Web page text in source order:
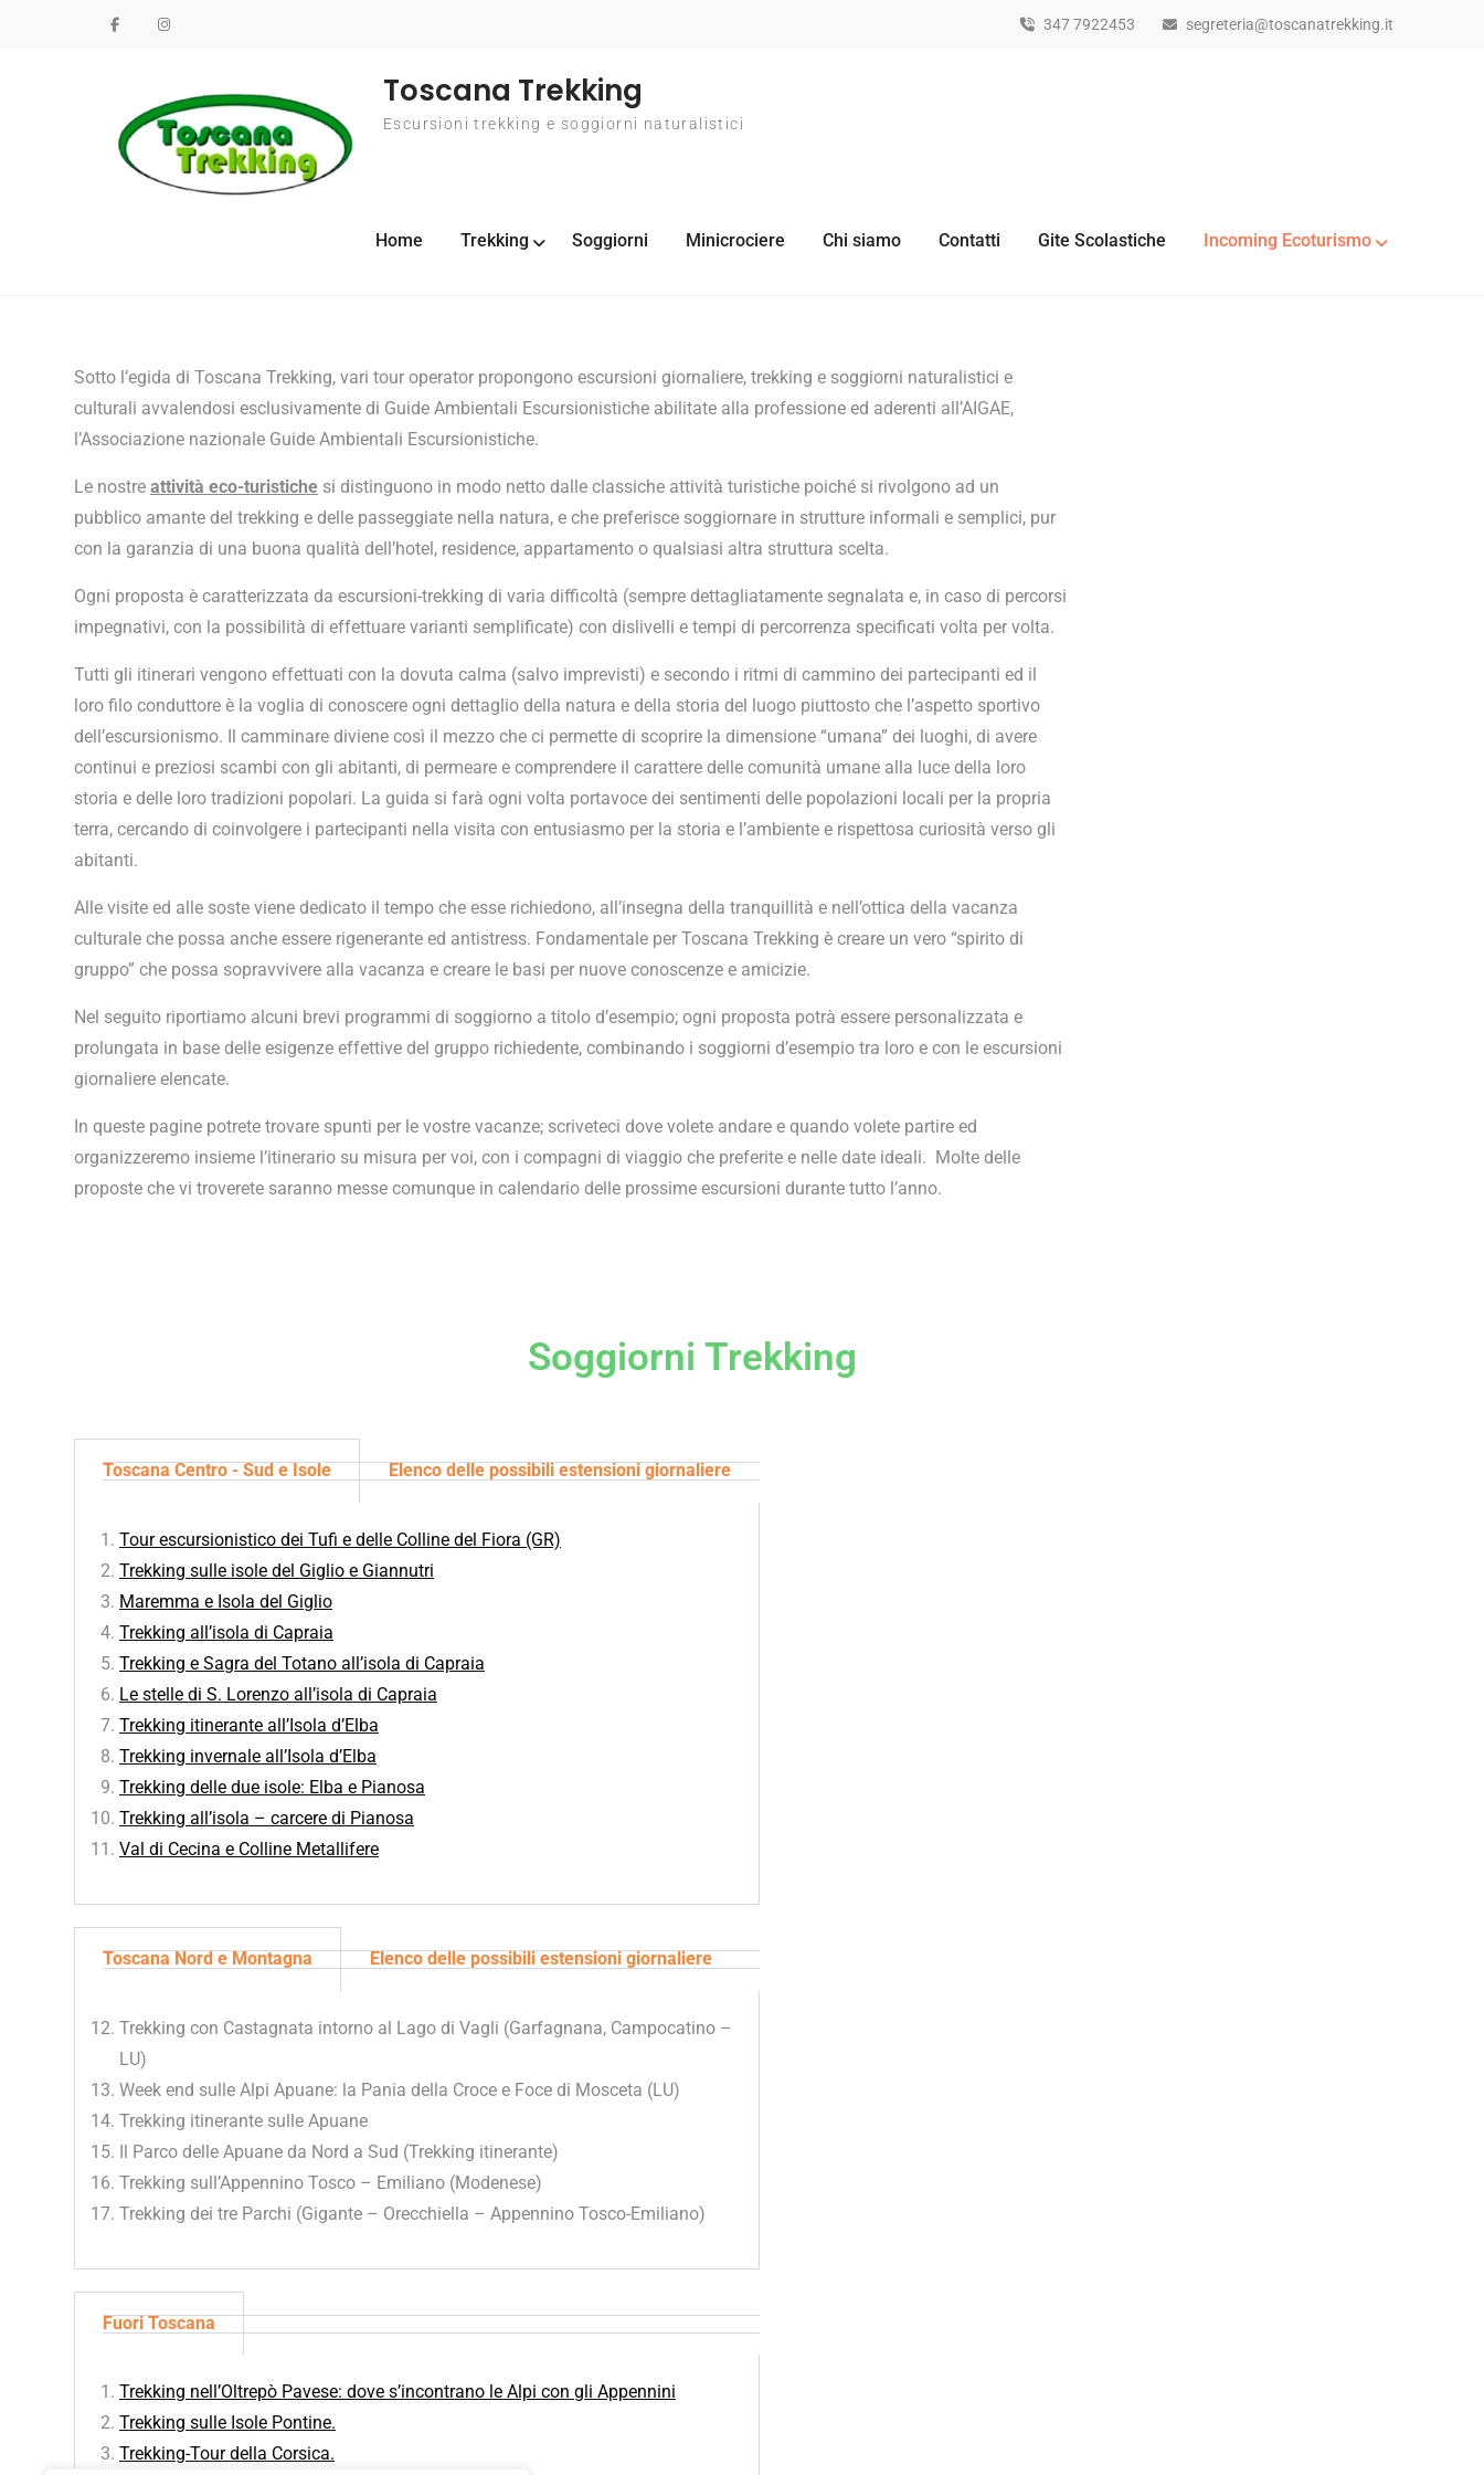
347 7922453 segreteria@toscanatrekking.it
Toscana Trekking
Escursioni trekking e soggiorni naturalistici
Home Trekking Soggiorni Minicrociere Chi siamo Contatti Gite Scolastiche Incoming Ecoturismo
Sotto l’egida di Toscana Trekking, vari tour operator propongono escursioni giornaliere, trekking e soggiorni naturalistici e
culturali avvalendosi esclusivamente di Guide Ambientali Escursionistiche abilitate alla professione ed aderenti all’AIGAE,
l’Associazione nazionale Guide Ambientali Escursionistiche.
Le nostre attività eco-turistiche si distinguono in modo netto dalle classiche attività turistiche poiché si rivolgono ad un
pubblico amante del trekking e delle passeggiate nella natura, e che preferisce soggiornare in strutture informali e semplici, pur
con la garanzia di una buona qualità dell’hotel, residence, appartamento o qualsiasi altra struttura scelta.
Ogni proposta è caratterizzata da escursioni-trekking di varia difficoltà (sempre dettagliatamente segnalata e, in caso di percorsi
impegnativi, con la possibilità di effettuare varianti semplificate) con dislivelli e tempi di percorrenza specificati volta per volta.
Tutti gli itinerari vengono effettuati con la dovuta calma (salvo imprevisti) e secondo i ritmi di cammino dei partecipanti ed il
loro filo conduttore è la voglia di conoscere ogni dettaglio della natura e della storia del luogo piuttosto che l’aspetto sportivo
dell’escursionismo. Il camminare diviene così il mezzo che ci permette di scoprire la dimensione “umana” dei luoghi, di avere
continui e preziosi scambi con gli abitanti, di permeare e comprendere il carattere delle comunità umane alla luce della loro
storia e delle loro tradizioni popolari. La guida si farà ogni volta portavoce dei sentimenti delle popolazioni locali per la propria
terra, cercando di coinvolgere i partecipanti nella visita con entusiasmo per la storia e l’ambiente e rispettosa curiosità verso gli
abitanti.
Alle visite ed alle soste viene dedicato il tempo che esse richiedono, all’insegna della tranquillità e nell’ottica della vacanza
culturale che possa anche essere rigenerante ed antistress. Fondamentale per Toscana Trekking è creare un vero “spirito di
gruppo” che possa sopravvivere alla vacanza e creare le basi per nuove conoscenze e amicizie.
Nel seguito riportiamo alcuni brevi programmi di soggiorno a titolo d’esempio; ogni proposta potrà essere personalizzata e
prolungata in base delle esigenze effettive del gruppo richiedente, combinando i soggiorni d’esempio tra loro e con le escursioni
giornaliere elencate.
In queste pagine potrete trovare spunti per le vostre vacanze; scriveteci dove volete andare e quando volete partire ed
organizzeremo insieme l’itinerario su misura per voi, con i compagni di viaggio che preferite e nelle date ideali. Molte delle
proposte che vi troverete saranno messe comunque in calendario delle prossime escursioni durante tutto l’anno.
Soggiorni Trekking
Toscana Centro - Sud e Isole Elenco delle possibili estensioni giornaliere
Tour escursionistico dei Tufi e delle Colline del Fiora (GR)
Trekking sulle isole del Giglio e Giannutri
Maremma e Isola del Giglio
Trekking all’isola di Capraia
Trekking e Sagra del Totano all’isola di Capraia
Le stelle di S. Lorenzo all’isola di Capraia
Trekking itinerante all’Isola d’Elba
Trekking invernale all’Isola d’Elba
Trekking delle due isole: Elba e Pianosa
Trekking all’isola – carcere di Pianosa
Val di Cecina e Colline Metallifere
Toscana Nord e Montagna Elenco delle possibili estensioni giornaliere
Trekking con Castagnata intorno al Lago di Vagli (Garfagnana, Campocatino –
LU)
Week end sulle Alpi Apuane: la Pania della Croce e Foce di Mosceta (LU)
Trekking itinerante sulle Apuane
Il Parco delle Apuane da Nord a Sud (Trekking itinerante)
Trekking sull’Appennino Tosco – Emiliano (Modenese)
Trekking dei tre Parchi (Gigante – Orecchiella – Appennino Tosco-Emiliano)
Fuori Toscana
Trekking nell’Oltrepò Pavese: dove s’incontrano le Alpi con gli Appennini
Trekking sulle Isole Pontine.
Trekking-Tour della Corsica.